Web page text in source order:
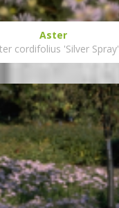
Aster
cordifolius 'Silver Spray'